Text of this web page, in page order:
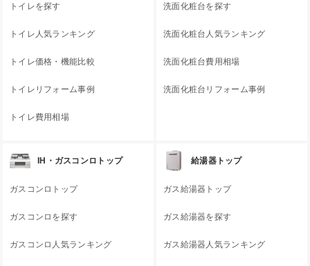
トイレを探す
トイレ人気ランキング
トイレ価格・機能比較
トイレリフォーム事例
トイレ費用相場
洗面化粧台を探す
洗面化粧台人気ランキング
洗面化粧台費用相場
洗面化粧台リフォーム事例
IH・ガスコンロトップ
ガスコンロトップ
ガスコンロを探す
ガスコンロ人気ランキング
給湯器トップ
ガス給湯器トップ
ガス給湯器を探す
ガス給湯器人気ランキング